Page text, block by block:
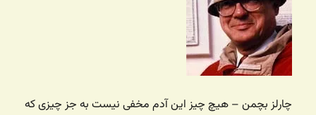
چارلز بچمن – هیچ چیز این آدم مخفی نیست به جز چیزی که